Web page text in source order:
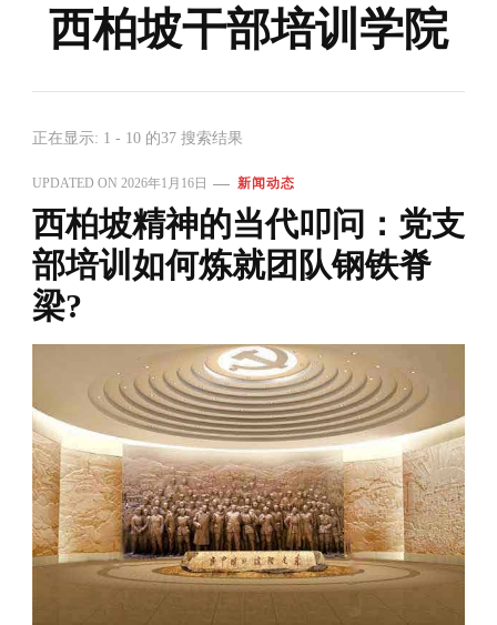
西柏坡干部培训学院
正在显示: 1 - 10 的37 搜索结果
UPDATED ON 2026年1月16日 新闻动态
西柏坡精神的当代叩问：党支
部培训如何炼就团队钢铁脊
梁?